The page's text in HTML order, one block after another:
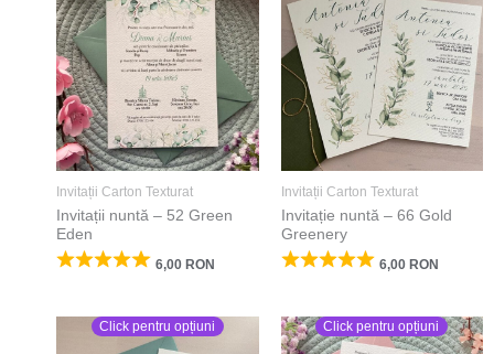
Invitații Carton Texturat
Invitații nuntă – 52 Green
Eden
6,00 RON
Invitații Carton Texturat
Invitație nuntă – 66 Gold
Greenery
6,00 RON
Click pentru opțiuni Click pentru opțiuni